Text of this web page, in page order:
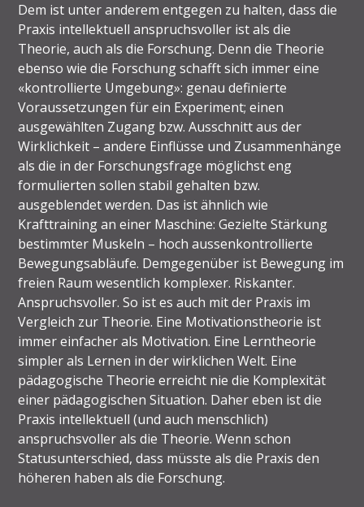
Dem ist unter anderem entgegen zu halten, dass die
Praxis intellektuell anspruchsvoller ist als die
Theorie, auch als die Forschung. Denn die Theorie
ebenso wie die Forschung schafft sich immer eine
«kontrollierte Umgebung»: genau definierte
Voraussetzungen für ein Experiment; einen
ausgewählten Zugang bzw. Ausschnitt aus der
Wirklichkeit – andere Einflüsse und Zusammenhänge
als die in der Forschungsfrage möglichst eng
formulierten sollen stabil gehalten bzw.
ausgeblendet werden. Das ist ähnlich wie
Krafttraining an einer Maschine: Gezielte Stärkung
bestimmter Muskeln – hoch aussenkontrollierte
Bewegungsabläufe. Demgegenüber ist Bewegung im
freien Raum wesentlich komplexer. Riskanter.
Anspruchsvoller. So ist es auch mit der Praxis im
Vergleich zur Theorie. Eine Motivationstheorie ist
immer einfacher als Motivation. Eine Lerntheorie
simpler als Lernen in der wirklichen Welt. Eine
pädagogische Theorie erreicht nie die Komplexität
einer pädagogischen Situation. Daher eben ist die
Praxis intellektuell (und auch menschlich)
anspruchsvoller als die Theorie. Wenn schon
Statusunterschied, dass müsste als die Praxis den
höheren haben als die Forschung.